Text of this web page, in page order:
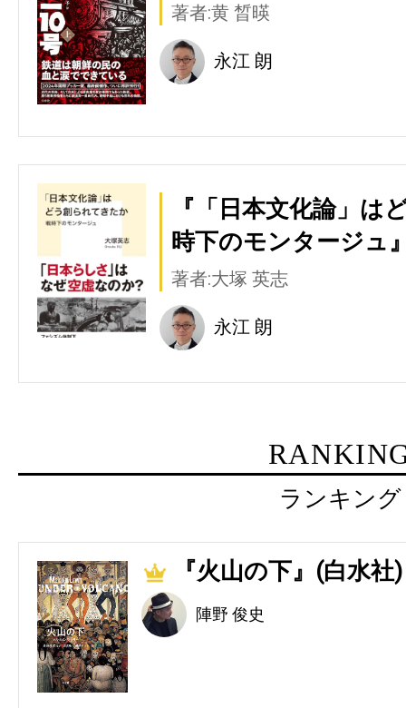
著者:黄 晳暎
永江 朗
『「日本文化論」は
時下のモンタージュ
著者:大塚 英志
永江 朗
ランキング
1 『火山の下』(白水社)
陣野 俊史